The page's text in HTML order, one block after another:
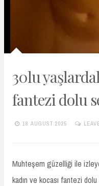
30lu
fantezi dolu
18 AUGUST 2025
Muhteşem güzelliği ile
kadın ve kocası fantezi